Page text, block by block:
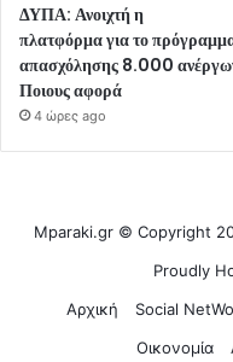
ΔΥΠΑ: Ανοιχτή η
πλατφόρμα για το
απασχόλησης 8.000
Ποιους αφορά
4 ώρες ago
Mparaki.gr © Copyright
Proudly
Αρχική
Social
Οικονομία